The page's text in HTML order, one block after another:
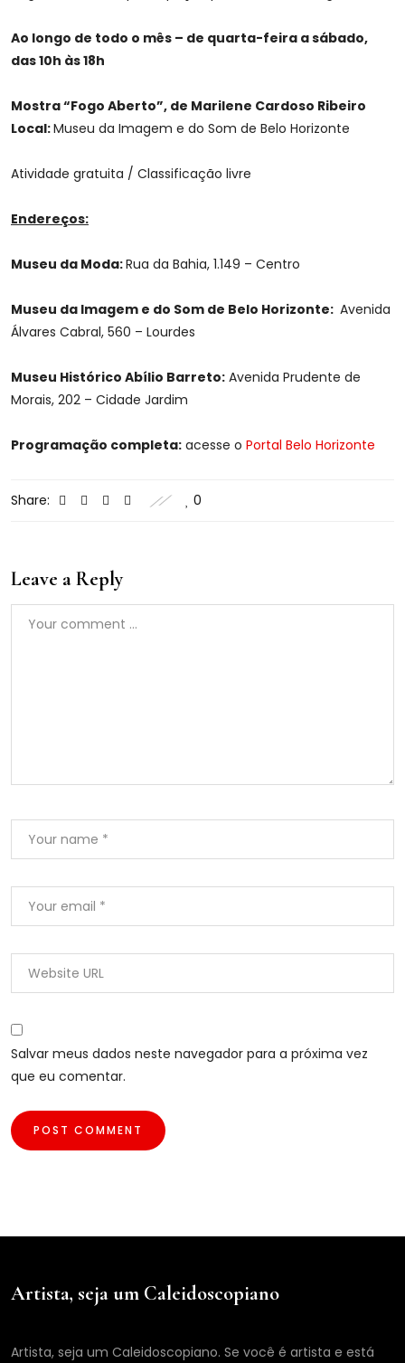
Ao longo de todo o mês – de quarta-feira a sábado,
das 10h às 18h
Mostra “Fogo Aberto”, de Marilene Cardoso Ribeiro
Local:Museu da Imagem e do Som de Belo Horizonte
Atividade gratuita / Classificação livre
Endereços:
Museu da Moda:Rua da Bahia, 1.149 – Centro
Museu da Imagem e do Som de Belo Horizonte: Avenida
Álvares Cabral, 560 – Lourdes
Museu Histórico Abílio Barreto: Avenida Prudente de
Morais, 202 – Cidade Jardim
Programação completa: acesse o Portal Belo Horizonte
Share: 0
Leave a Reply
Salvar meus dados neste navegador para a próxima vez
que eu comentar.
Artista, seja um Caleidoscopiano
Artista, seja um Caleidoscopiano. Se você é artista e está